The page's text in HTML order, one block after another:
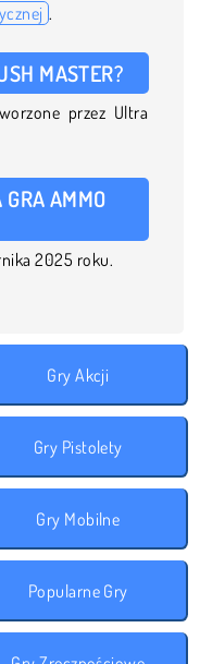
.
MASTER?
przez Ultra
AMMO
2025 roku.
Gry Akcji
Gry Pistolety
Gry Mobilne
Popularne Gry